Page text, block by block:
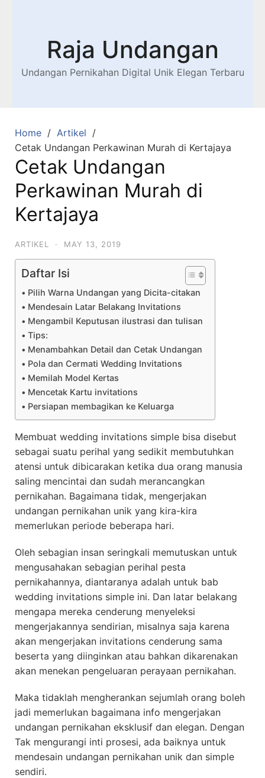
Raja Undangan
Undangan Pernikahan Digital Unik Elegan Terbaru
Home
Artikel
Cetak Undangan Perkawinan Murah di Kertajaya
Cetak Undangan
Perkawinan Murah di
Kertajaya
ARTIKEL · MAY 13, 2019
Daftar Isi
Pilih Warna Undangan yang Dicita-citakan
Mendesain Latar Belakang Invitations
Mengambil Keputusan ilustrasi dan tulisan
Tips:
Menambahkan Detail dan Cetak Undangan
Pola dan Cermati Wedding Invitations
Memilah Model Kertas
Mencetak Kartu invitations
Persiapan membagikan ke Keluarga
Membuat wedding invitations simple bisa disebut
sebagai suatu perihal yang sedikit membutuhkan
atensi untuk dibicarakan ketika dua orang manusia
saling mencintai dan sudah merancangkan
pernikahan. Bagaimana tidak, mengerjakan
undangan pernikahan unik yang kira-kira
memerlukan periode beberapa hari.
Oleh sebagian insan seringkali memutuskan untuk
mengusahakan sebagian perihal pesta
pernikahannya, diantaranya adalah untuk bab
wedding invitations simple ini. Dan latar belakang
mengapa mereka cenderung menyeleksi
mengerjakannya sendirian, misalnya saja karena
akan mengerjakan invitations cenderung sama
beserta yang diinginkan atau bahkan dikarenakan
akan menekan pengeluaran perayaan pernikahan.
Maka tidaklah mengherankan sejumlah orang boleh
jadi memerlukan bagaimana info mengerjakan
undangan pernikahan eksklusif dan elegan. Dengan
Tak mengurangi inti prosesi, ada baiknya untuk
mendesain undangan pernikahan unik dan simple
sendiri.